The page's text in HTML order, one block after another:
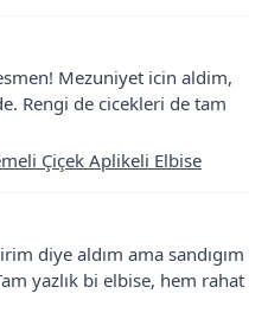
Mezuniyet icin aldim,
Rengi de cicekleri de tam
Çiçek Aplikeli Elbise
diye aldım ama sandıgım
yazlık bi elbise, hem rahat